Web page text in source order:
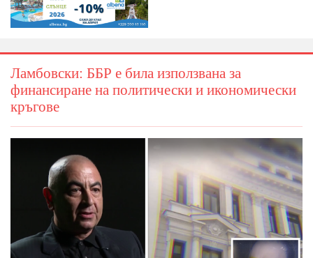
Ламбовски: ББР е била използвана за
финансиране на политически и икономически
кръгове